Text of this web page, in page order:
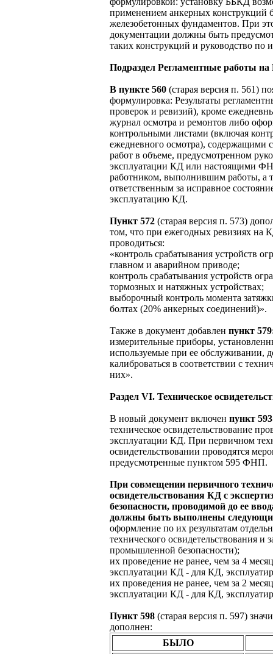
применением анкерных конструкций
железобетонных фундаментов. При
документации должны быть
таких конструкций и руководство по
Подраздел Регламентные работы
В пункте 560 (старая версия п. 561)
формулировка: Результаты
проверок и ревизий), кроме
журнал осмотра и ремонтов либо
контрольными листами (включая
ежедневного осмотра), содержащими
работ в объеме, предусмотренном
эксплуатации КД или настоящими
работником, выполнившим работы, а
ответственным за исправное
эксплуатацию КД.
Пункт 572 (старая версия п. 573)
том, что при ежегодных ревизиях на
проводиться:
«контроль срабатывания устройств
главном и аварийном приводе;
контроль срабатывания устройств
тормозных и натяжных устройствах;
выборочный контроль момента
болтах (20% анкерных соединений)».
Также в документ добавлен пункт
измерительные приборы,
используемые при ее обслуживании,
калиброваться в соответствии с
них».
Раздел VI. Техническое
В новый документ включен пункт 593
техническое освидетельствование
эксплуатации КД. При первичном
освидетельствовании проводятся
предусмотренные пунктом 595 ФНП.
При совмещении первичного
освидетельствования КД с
безопасности, проводимой до ее
должны быть выполнены
оформление по их результатам
технического освидетельствования и
промышленной безопасности);
их проведение не ранее, чем за 4
эксплуатации КД - для КД,
их проведения не ранее, чем за 2
эксплуатации КД - для КД,
Пункт 598 (старая версия п. 597)
дополнен:
БЫЛО